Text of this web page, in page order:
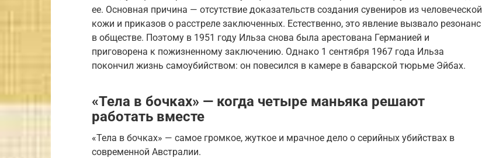
ее. Основная причина — отсутствие доказательств создания сувениров из человеческой
кожи и приказов о расстреле заключенных. Естественно, это явление вызвало резонанс
в обществе. Поэтому в 1951 году Ильза снова была арестована Германией и
приговорена к пожизненному заключению. Однако 1 сентября 1967 года Ильза
покончил жизнь самоубийством: он повесился в камере в баварской тюрьме Эйбах.
«Тела в бочках» — когда четыре маньяка решают
работать вместе
«Тела в бочках» — самое громкое, жуткое и мрачное дело о серийных убийствах в
современной Австралии.